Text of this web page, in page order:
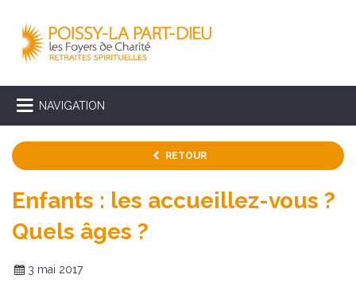
NAVIGATION
RETOUR
Enfants : les accueillez-vous ?
Quels âges ?
3 mai 2017